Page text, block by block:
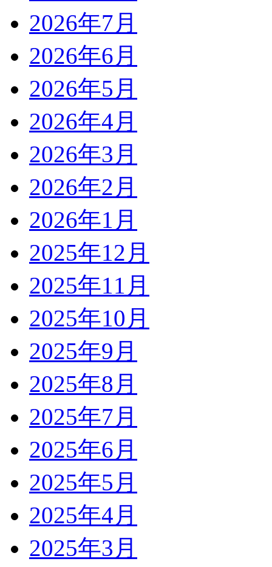
2026年7月
2026年6月
2026年5月
2026年4月
2026年3月
2026年2月
2026年1月
2025年12月
2025年11月
2025年10月
2025年9月
2025年8月
2025年7月
2025年6月
2025年5月
2025年4月
2025年3月